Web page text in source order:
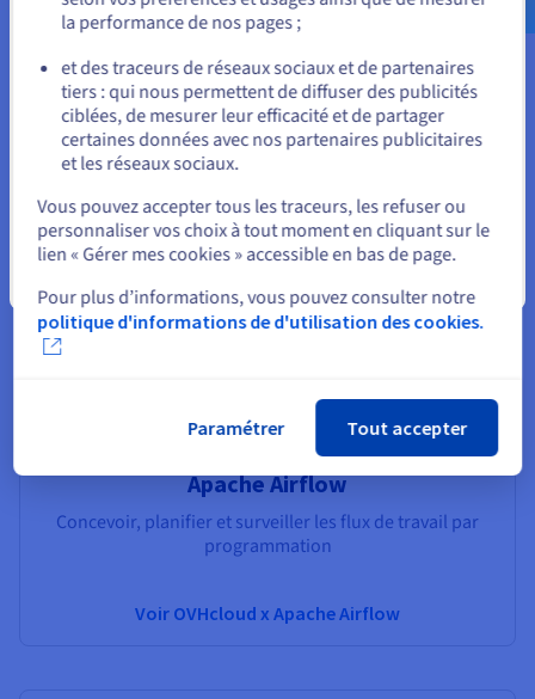
Shell AI by OVHcloud
Votre assistant programmation OVHcloud dans votre
terminal
Voir SHAI by OVHcloud
Apache Airflow
Concevoir, planifier et surveiller les flux de travail par
programmation
Voir OVHcloud x Apache Airflow
ou
Rester sur le site actuel
Sélectionner un autre site web
la performance de nos pages ;
et des traceurs de réseaux sociaux et de partenaires
tiers : qui nous permettent de diffuser des publicités
ciblées, de mesurer leur efficacité et de partager
certaines données avec nos partenaires publicitaires
et les réseaux sociaux.
Vous pouvez accepter tous les traceurs, les refuser ou
personnaliser vos choix à tout moment en cliquant sur le
lien « Gérer mes cookies » accessible en bas de page.
Pour plus d’informations, vous pouvez consulter notre
politique d'informations de d'utilisation des cookies.
Paramétrer Tout accepter